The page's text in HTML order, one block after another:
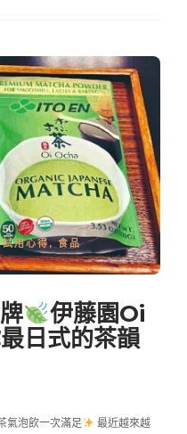
試用心得,食品
伊藤園Oi
日式的茶韻
氣泡飲一次滿足
最近越來越